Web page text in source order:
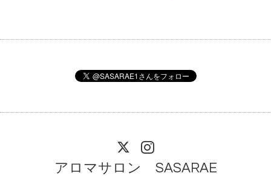
アロマサロン SASARAE